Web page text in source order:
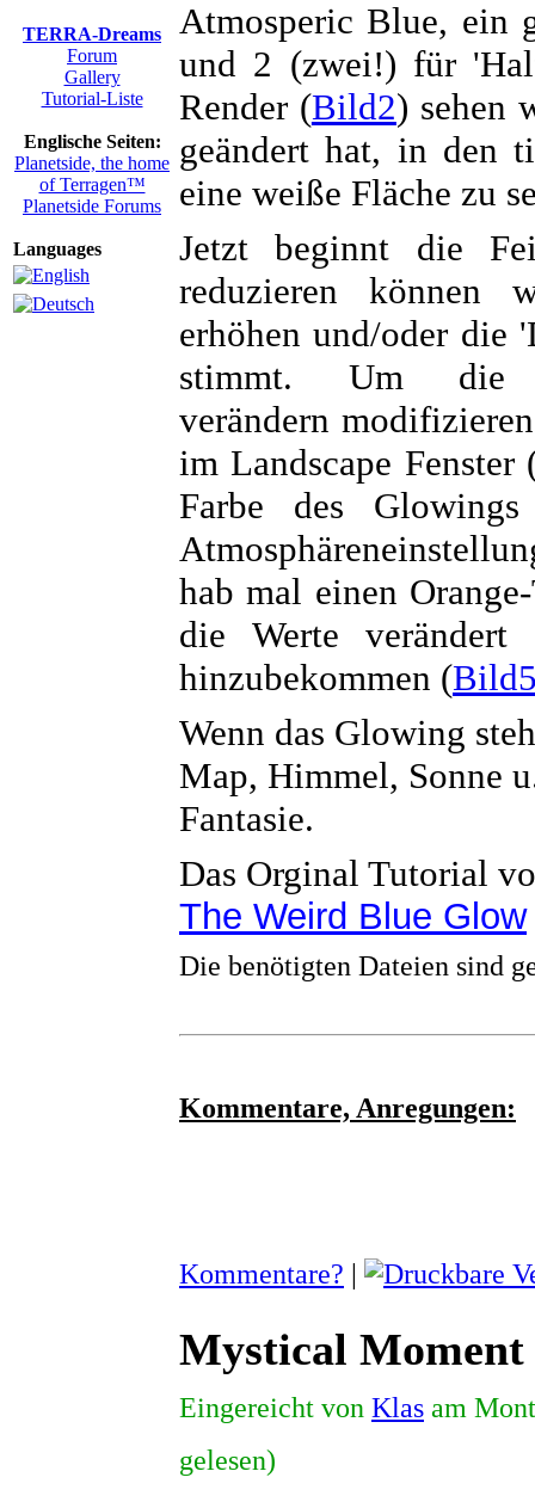
TERRA-Dreams
Forum
Gallery
Tutorial-Liste
Englische Seiten:
Planetside, the home
of Terragen™
Planetside Forums
Languages
Atmosperic Blue, ein
und 2 (zwei!) für
Render (Bild2) sehen
geändert hat, in den
eine weiße Fläche zu
Jetzt beginnt die
reduzieren können
erhöhen und/oder die
stimmt. Um die
verändern
im Landscape Fenster
Farbe des
hab mal einen
die Werte
hinzubekommen (
Wenn das Glowing
Map, Himmel, Sonne
Fantasie.
Das Orginal Tutorial
The Weird Blue Glow
Die benötigten Dateien sind
Kommentare, Anregungen:
Kommentare? |
Mystical
Eingereicht von Klas am
gelesen)